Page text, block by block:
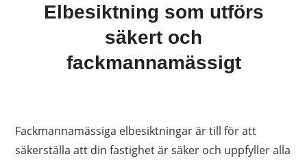
Elbesiktning som utförs
säkert och
fackmannamässigt
Fackmannamässiga elbesiktningar är till för att
säkerställa att din fastighet är säker och uppfyller alla